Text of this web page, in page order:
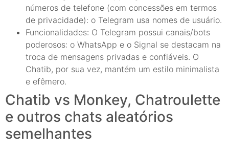
números de telefone (com concessões em termos
de privacidade): o Telegram usa nomes de usuário.
Funcionalidades: O Telegram possui canais/bots
poderosos: o WhatsApp e o Signal se destacam na
troca de mensagens privadas e confiáveis. O
Chatib, por sua vez, mantém um estilo minimalista
e efêmero.
Chatib vs Monkey, Chatroulette
e outros chats aleatórios
semelhantes